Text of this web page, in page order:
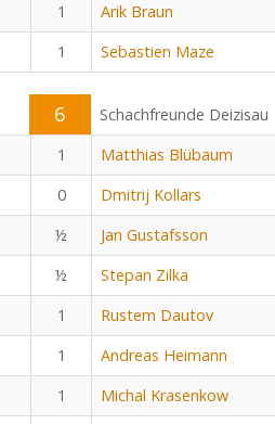
1 Arik Braun
1 Sebastien Maze
6
Schachfreunde Deizisau
1 Matthias Blübaum
0 Dmitrij Kollars
½ Jan Gustafsson
½ Stepan Zilka
1 Rustem Dautov
1 Andreas Heimann
1 Michal Krasenkow